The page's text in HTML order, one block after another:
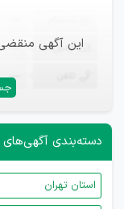
این آگهی
ایمیل —
—
دسته‌بندی آگهی‌های
استان تهران